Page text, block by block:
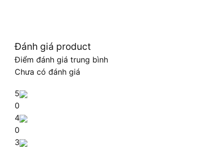
Đánh giá product
Điểm đánh giá trung bình
Chưa có đánh giá
5
0
4
0
3